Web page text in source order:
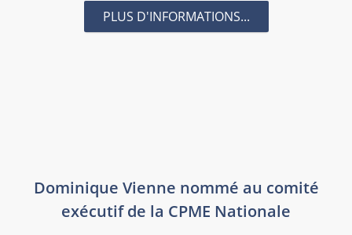
#Ticket Restaurant
#Ticket Service
#TOP_10
PLUS D'INFORMATIONS...
Dominique Vienne nommé au comité
exécutif de la CPME Nationale